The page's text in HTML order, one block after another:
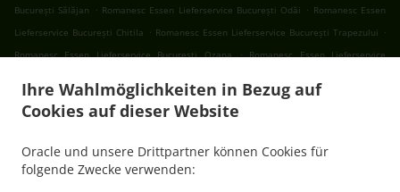
Ihre Wahlmöglichkeiten in Bezug auf
Cookies auf dieser Website
Oracle und unsere Drittpartner können Cookies für
folgende Zwecke verwenden:
București Sălăjan
. Romanesc Essen Lieferservice București Odăi . Romanesc Essen
Lieferservice București Chitila . Romanesc Essen Lieferservice București Trapezului .
Romanesc Essen Lieferservice București Ozana
. Romanesc Essen Lieferservice
Romanesc Essen Lieferservice București Aviației
. Romanesc Essen Lieferservice
.
Essen Lieferservice București Băneasa
Romanesc Essen Lieferservice București
Sector 3
Romanesc Essen Lieferservice București Sector 4